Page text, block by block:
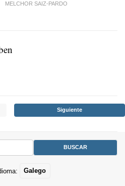
MELCHOR SAIZ-PARDO
Siguiente
Galego